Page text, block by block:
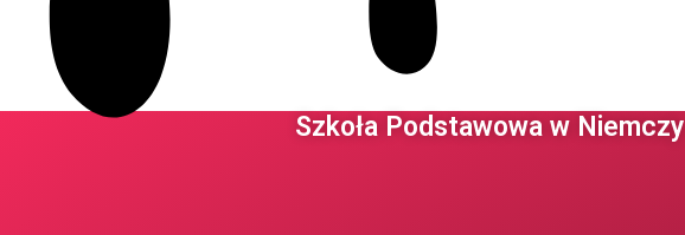
Szkoła Podstawowa w Niemczy ​